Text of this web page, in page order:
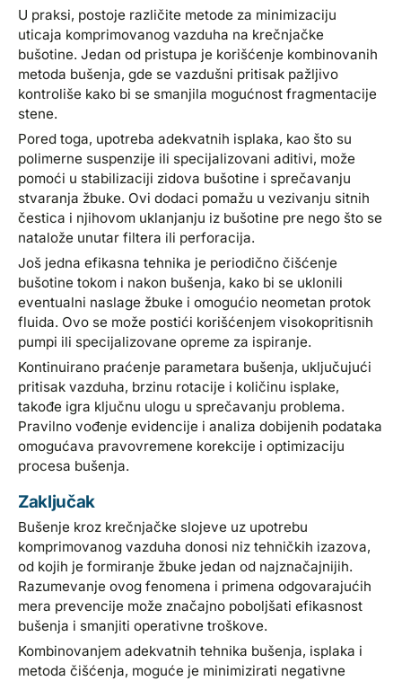
U praksi, postoje različite metode za minimizaciju
uticaja komprimovanog vazduha na krečnjačke
bušotine. Jedan od pristupa je korišćenje kombinovanih
metoda bušenja, gde se vazdušni pritisak pažljivo
kontroliše kako bi se smanjila mogućnost fragmentacije
stene.
Pored toga, upotreba adekvatnih isplaka, kao što su
polimerne suspenzije ili specijalizovani aditivi, može
pomoći u stabilizaciji zidova bušotine i sprečavanju
stvaranja žbuke. Ovi dodaci pomažu u vezivanju sitnih
čestica i njihovom uklanjanju iz bušotine pre nego što se
natalože unutar filtera ili perforacija.
Još jedna efikasna tehnika je periodično čišćenje
bušotine tokom i nakon bušenja, kako bi se uklonili
eventualni naslage žbuke i omogućio neometan protok
fluida. Ovo se može postići korišćenjem visokopritisnih
pumpi ili specijalizovane opreme za ispiranje.
Kontinuirano praćenje parametara bušenja, uključujući
pritisak vazduha, brzinu rotacije i količinu isplake,
takođe igra ključnu ulogu u sprečavanju problema.
Pravilno vođenje evidencije i analiza dobijenih podataka
omogućava pravovremene korekcije i optimizaciju
procesa bušenja.
Zaključak
Bušenje kroz krečnjačke slojeve uz upotrebu
komprimovanog vazduha donosi niz tehničkih izazova,
od kojih je formiranje žbuke jedan od najznačajnijih.
Razumevanje ovog fenomena i primena odgovarajućih
mera prevencije može značajno poboljšati efikasnost
bušenja i smanjiti operativne troškove.
Kombinovanjem adekvatnih tehnika bušenja, isplaka i
metoda čišćenja, moguće je minimizirati negativne